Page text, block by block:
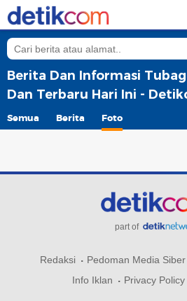
Berita Dan Informasi
Dan Terbaru Hari Ini -
Semua Berita Foto
part of
Redaksi Pedoman Media Siber
Info Iklan
Privacy Policy